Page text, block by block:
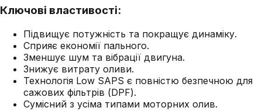
Ключові властивості:
Підвищує потужність та покращує динаміку.
Сприяє економії пального.
Зменшує шум та вібрації двигуна.
Знижує витрату оливи.
Технологія Low SAPS є повністю безпечною для
сажових фільтрів (DPF).
Сумісний з усіма типами моторних олив.